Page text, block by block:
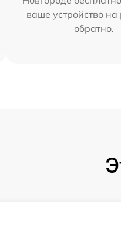
ваше устройство на
обратно.